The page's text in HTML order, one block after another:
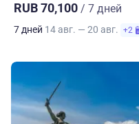
RUB 70,100 / 7 дней
7 дней 14 авг. — 20 авг. +2